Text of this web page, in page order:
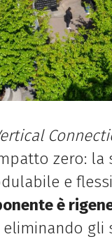
zero: la
e
è
eliminando gli